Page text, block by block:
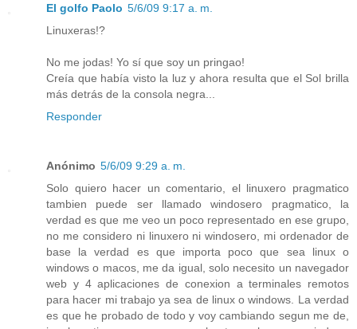
El golfo Paolo 5/6/09 9:17 a. m.
Linuxeras!?
No me jodas! Yo sí que soy un pringao!
Creía que había visto la luz y ahora resulta que el Sol brilla
más detrás de la consola negra...
Responder
Anónimo 5/6/09 9:29 a. m.
Solo quiero hacer un comentario, el linuxero pragmatico
tambien puede ser llamado windosero pragmatico, la
verdad es que me veo un poco representado en ese grupo,
no me considero ni linuxero ni windosero, mi ordenador de
base la verdad es que importa poco que sea linux o
windows o macos, me da igual, solo necesito un navegador
web y 4 aplicaciones de conexion a terminales remotos
para hacer mi trabajo ya sea de linux o windows. La verdad
es que he probado de todo y voy cambiando segun me de,